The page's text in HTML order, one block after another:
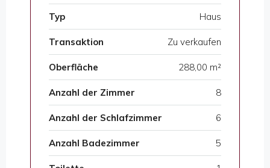
Typ Haus
Transaktion Zu verkaufen
Oberfläche 288,00 m²
Anzahl der Zimmer 8
Anzahl der Schlafzimmer 6
Anzahl Badezimmer 5